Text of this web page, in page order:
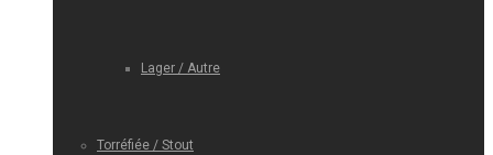
Lager / Autre
Torréfiée / Stout